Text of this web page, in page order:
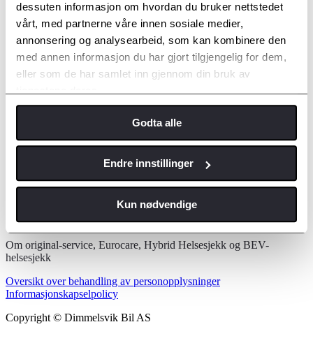
dessuten informasjon om hvordan du bruker nettstedet
vårt, med partnerne våre innen sosiale medier,
annonsering og analysearbeid, som kan kombinere den
med annen informasjon du har gjort tilgjengelig for dem,
eller som de har samlet inn gjennom din bruk av
Godta alle
Endre innstillinger
Kun nødvendige
Dimmelsvik Bil AS
Bestill time
Express-service
Fordeler med original service på
merkeverksted
Om original-service, Eurocare, Hybrid Helsesjekk og BEV-
helsesjekk
Oversikt over behandling av personopplysninger
Informasjonskapselpolicy
Copyright © Dimmelsvik Bil AS